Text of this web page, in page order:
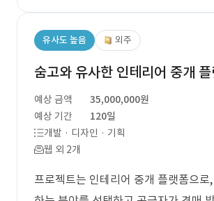
유사도 높음 외주
숨고와 유사한 인테리어 중개
예상 금액
35,000,000원
예상 기간
120일
개발 · 디자인 · 기획
웹 외 2개
프로젝트는 인테리어 중개 플랫폼으로